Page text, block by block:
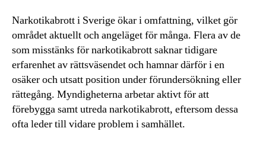
Narkotikabrott i Sverige ökar i omfattning, vilket gör
området aktuellt och angeläget för många. Flera av de
som misstänks för narkotikabrott saknar tidigare
erfarenhet av rättsväsendet och hamnar därför i en
osäker och utsatt position under förundersökning eller
rättegång. Myndigheterna arbetar aktivt för att
förebygga samt utreda narkotikabrott, eftersom dessa
ofta leder till vidare problem i samhället.